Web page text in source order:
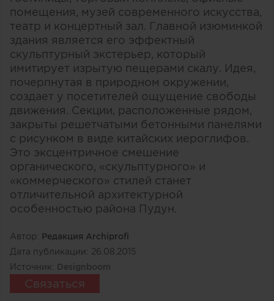
помещения, музей современного искусства,
театр и концертный зал. Главной изюминкой
здания является его эффектный
скульптурный экстерьер, который
имитирует изрытую пещерами скалу. Идея,
почерпнутая в природном окружении,
создает у посетителей ощущение свободы
движения. Секции, расположенные рядом,
закрыты решетчатыми бетонными панелями
с рисунком в виде китайских иероглифов.
Это эксцентричное смешение
органического, «скульптурного» и
«коммерческого» стилей станет
отличительной архитектурной
особенностью района Пудун.
Автор: Редакция Archiprofi
Дата публикации: 26.08.2015
Источник: Designboom
Связаться